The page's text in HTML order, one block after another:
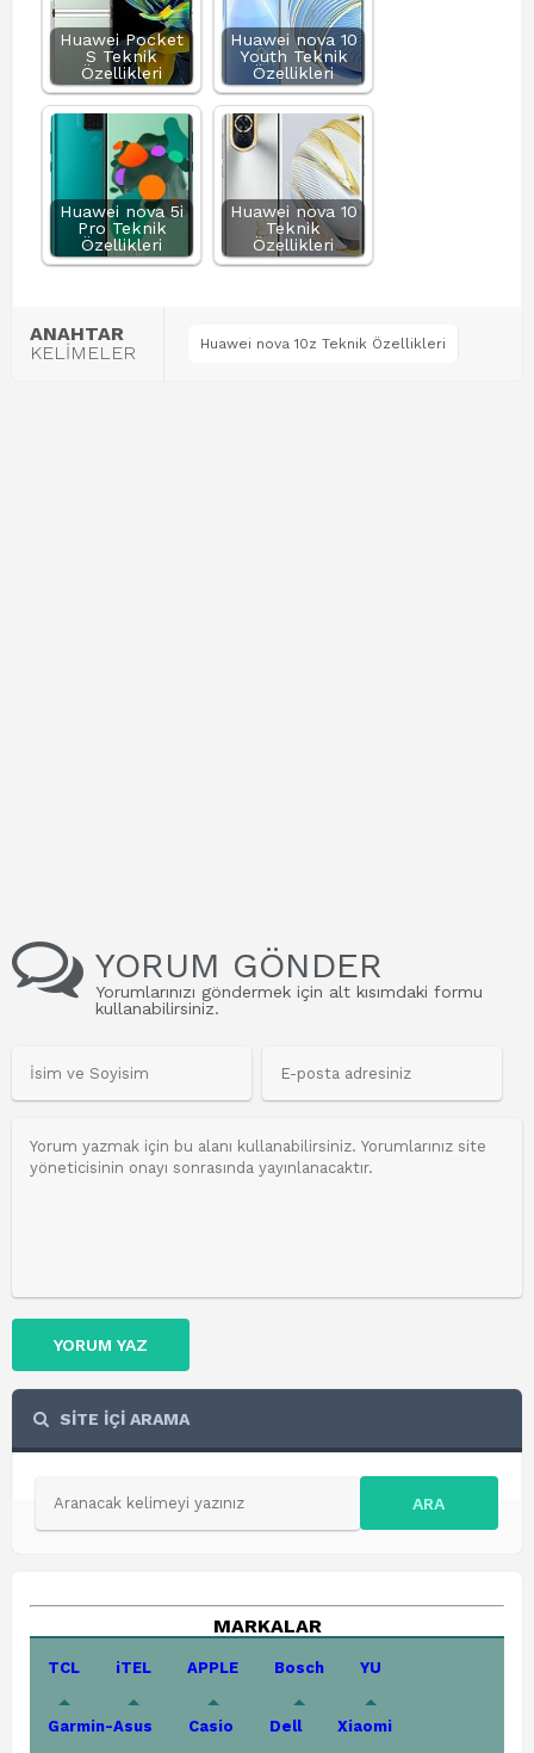
Huawei Pocket
S Teknik
Özellikleri
Huawei nova 10
Youth Teknik
Özellikleri
Huawei nova 5i
Pro Teknik
Özellikleri
Huawei nova 10
Teknik
Özellikleri
ANAHTAR
KELİMELER
Huawei nova 10z Teknik Özellikleri
YORUM GÖNDER
Yorumlarınızı göndermek için alt kısımdaki formu
kullanabilirsiniz.
YORUM YAZ
SİTE İÇİ ARAMA
ARA
MARKALAR
TCL iTEL APPLE Bosch YU
Garmin-Asus Casio Dell Xiaomi